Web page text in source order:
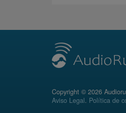
Copyright © 2026
Aviso Legal. Política de